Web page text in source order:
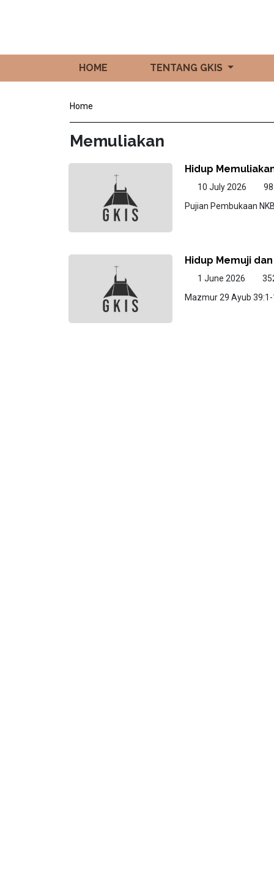
HOME TENTANG GKIS
Home
Memuliakan
Hidup
10 July 2026
Pujian Pembukaan
Hidup Memuji
1 June 2026
Mazmur 29 Ayub